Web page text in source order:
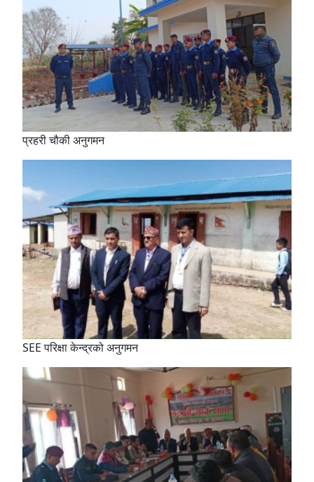
प्रहरी चौकी अनुगमन
SEE परिक्षा केन्द्रको अनुगमन